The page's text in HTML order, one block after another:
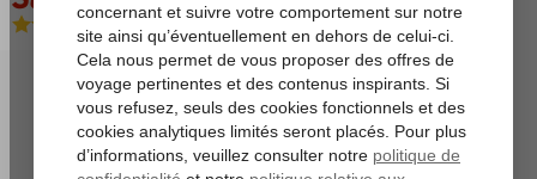
All Inclusive-Hôtel